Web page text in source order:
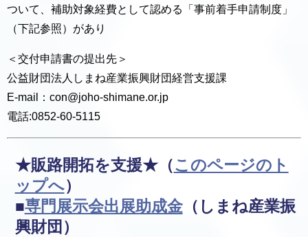
ついて、補助対象経費として認める「事前着手申請制度」
（下記参照）があり
＜交付申請書の提出先＞
公益財団法人しまね産業振興財団経営支援課
E-mail：con@joho-shimane.or.jp
電話:0852-60-5115
★販路開拓を支援★（このページのト
ップへ）
■専門展示会出展助成金（しまね産業振
興財団）